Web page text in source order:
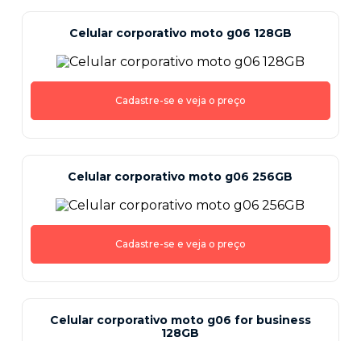
Celular corporativo moto g06 128GB
Cadastre-se e veja o preço
Celular corporativo moto g06 256GB
Cadastre-se e veja o preço
Celular corporativo moto g06 for business
128GB